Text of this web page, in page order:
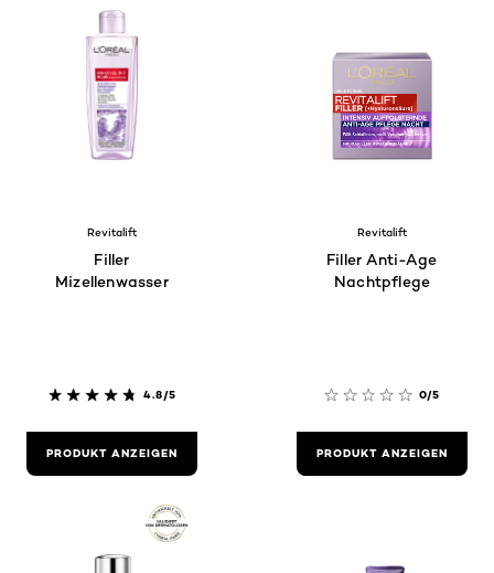
Revitalift
Filler
Mizellenwasser
4.8/5
PRODUKT ANZEIGEN
Revitalift
Filler Anti-Age
Nachtpflege
0/5
PRODUKT ANZEIGEN